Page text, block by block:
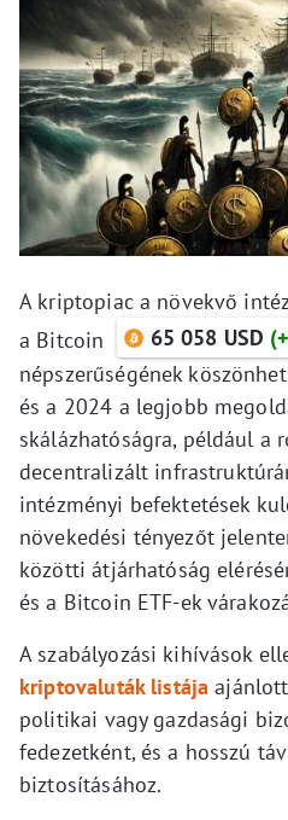
A kriptopiac a növekvő
a Bitcoin
65 058 USD
népszerűségének
és a 2024 a legjobb
skálázhatóságra, például a
decentralizált
intézményi befektetések
növekedési tényezőt
közötti átjárhatóság
és a Bitcoin ETF-ek
A szabályozási kihívások
kriptovaluták listája
politikai vagy gazdasági
fedezetként, és a hosszú
biztosításához.